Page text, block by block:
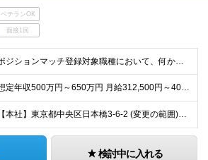
ベテランOK
面接1回
ポジションマッチ登録対象職種において、何かしらの知識・経験を有する方
想定年収500万円～650万円 月給312,500円～406,250円 ※スキル・実務経験により決定します ※試用期間6ヶ月あり(期間中の待遇の差異なし) ※残業代別途全額支給
【本社】東京都中央区日本橋3-6-2 (変更の範囲)その他当社関連勤務地
検討中に入れる